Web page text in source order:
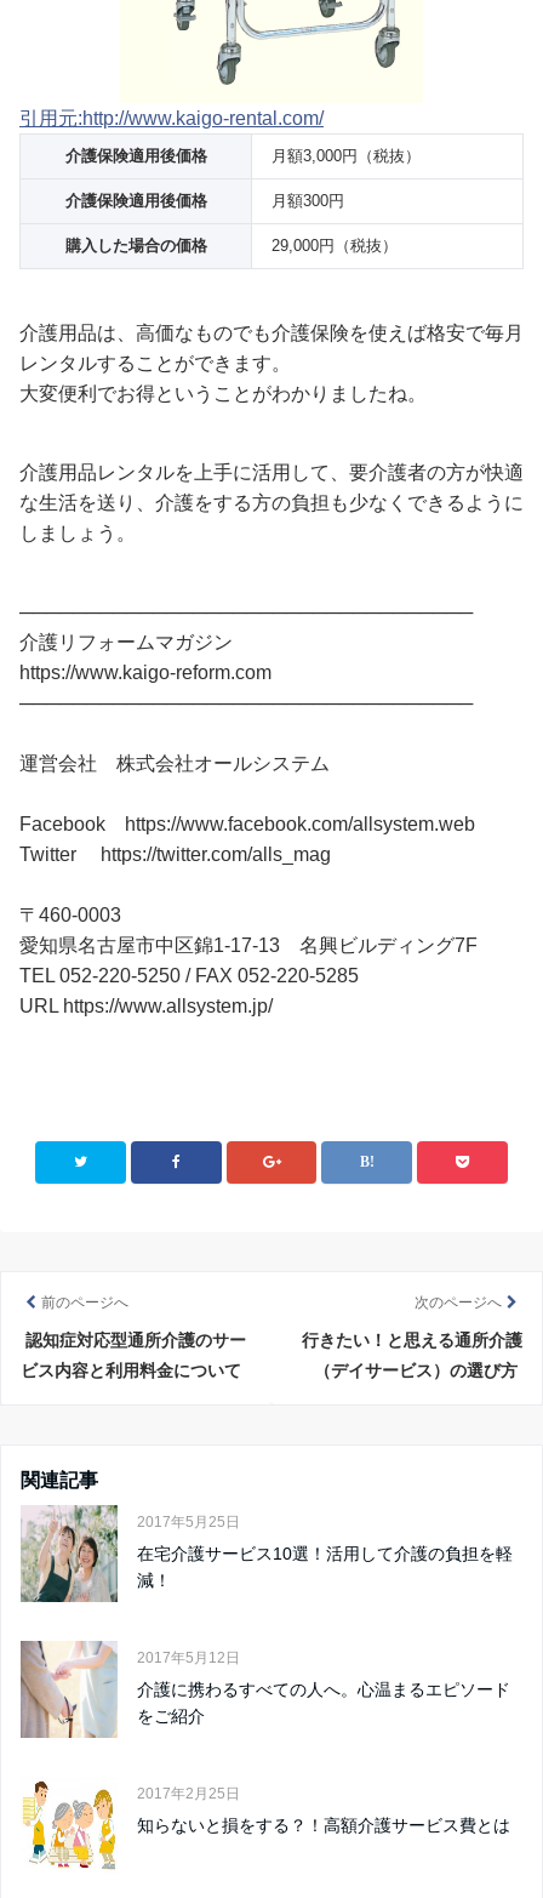
引用元:http://www.kaigo-rental.com/
介護保険適用後価格 月額3,000円（税抜）
介護保険適用後価格 月額300円
購入した場合の価格 29,000円（税抜）
介護用品は、高価なものでも介護保険を使えば格安で毎月
レンタルすることができます。
大変便利でお得ということがわかりましたね。
介護用品レンタルを上手に活用して、要介護者の方が快適
な生活を送り、介護をする方の負担も少なくできるように
しましょう。
──────────────────────────────────
介護リフォームマガジン
https://www.kaigo-reform.com
──────────────────────────────────
運営会社 株式会社オールシステム
Facebook https://www.facebook.com/allsystem.web
Twitter https://twitter.com/alls_mag
〒460-0003
愛知県名古屋市中区錦1-17-13 名興ビルディング7F
TEL 052-220-5250 / FAX 052-220-5285
URL https://www.allsystem.jp/
前のページへ
認知症対応型通所介護のサー
ビス内容と利用料金について
次のページへ
行きたい！と思える通所介護
（デイサービス）の選び方
関連記事
2017年5月25日
在宅介護サービス10選！活用して介護の負担を軽
減！
2017年5月12日
介護に携わるすべての人へ。心温まるエピソード
をご紹介
2017年2月25日
知らないと損をする？！高額介護サービス費とは